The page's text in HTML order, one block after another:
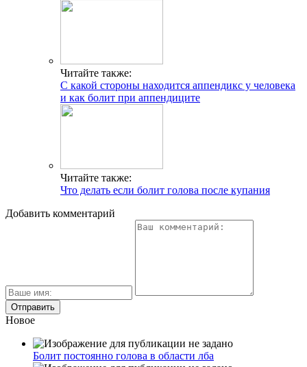
Читайте также:
С какой стороны находится аппендикс у человека
и как болит при аппендиците
Читайте также:
Что делать если болит голова после купания
Добавить комментарий
Новое
Болит постоянно голова в области лба